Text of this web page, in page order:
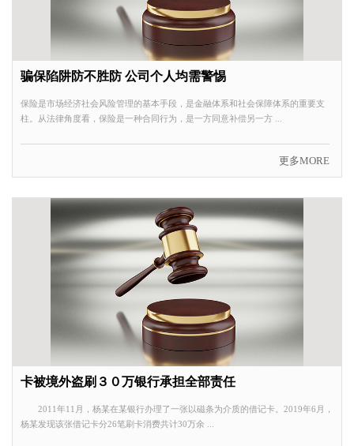
骗保陷阱防不胜防 公司个人均需警惕
保险是市场经济社会风险管理的基本手段，是金融体系和社会保障体系的重要支
柱。从法律角度看，保险是一种合同行为，是一方同意补偿另一方 ...
更多MORE
卡被境外盗刷３０万银行承担全部责任
2011年11月，杨某在某银行办理了一张以磁条为介质的借记卡。2019年6月，
杨某发现该张借记卡分26笔刷卡消费共计30万余 ...